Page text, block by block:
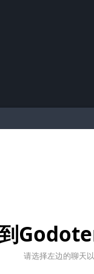
请选择左边的聊天